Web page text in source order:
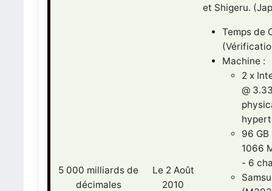
5 000 milliards de
décimales
Le 2 Août
2010
et Shigeru.
Temps de
Machine :
2 x
@
96 GB
1066
- 6